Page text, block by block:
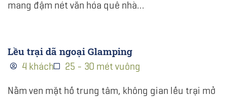
mang đậm nét văn hóa quê nhà…
Lều trại dã ngoại Glamping
4 khách
25 - 30 mét vuông
Nằm ven mặt hồ trung tâm, không gian lều trại mở